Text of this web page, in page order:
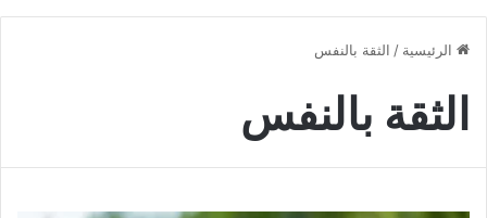
الرئيسية / الثقة بالنفس
الثقة بالنفس